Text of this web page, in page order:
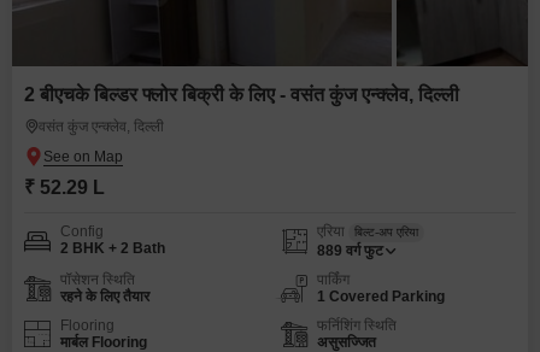
2 बीएचके बिल्डर फ्लोर बिक्री के लिए - वसंत कुंज एन्क्लेव, दिल्ली
वसंत कुंज एन्क्लेव, दिल्ली
₹ 52.29 L
Config
2 BHK + 2 Bath
एरिया बिल्ट-अप एरिया
889 वर्ग फुट
पॉसेशन स्थिति
रहने के लिए तैयार
पार्किंग
1 Covered Parking
Flooring
मार्बल Flooring
फर्निशिंग स्थिति
असुसज्जित